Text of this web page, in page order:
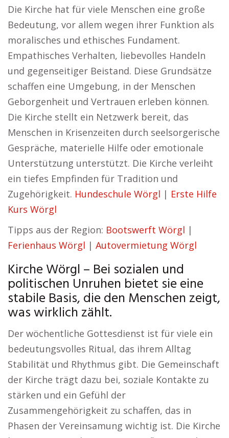
Die Kirche hat für viele Menschen eine große
Bedeutung, vor allem wegen ihrer Funktion als
moralisches und ethisches Fundament.
Empathisches Verhalten, liebevolles Handeln
und gegenseitiger Beistand. Diese Grundsätze
schaffen eine Umgebung, in der Menschen
Geborgenheit und Vertrauen erleben können.
Die Kirche stellt ein Netzwerk bereit, das
Menschen in Krisenzeiten durch seelsorgerische
Gespräche, materielle Hilfe oder emotionale
Unterstützung unterstützt. Die Kirche verleiht
ein tiefes Empfinden für Tradition und
Zugehörigkeit. Hundeschule Wörgl | Erste Hilfe
Kurs Wörgl
Tipps aus der Region: Bootswerft Wörgl |
Ferienhaus Wörgl | Autovermietung Wörgl
Kirche Wörgl – Bei sozialen und
politischen Unruhen bietet sie eine
stabile Basis, die den Menschen zeigt,
was wirklich zählt.
Der wöchentliche Gottesdienst ist für viele ein
bedeutungsvolles Ritual, das ihrem Alltag
Stabilität und Rhythmus gibt. Die Gemeinschaft
der Kirche trägt dazu bei, soziale Kontakte zu
stärken und ein Gefühl der
Zusammengehörigkeit zu schaffen, das in
Phasen der Vereinsamung wichtig ist. Die Kirche